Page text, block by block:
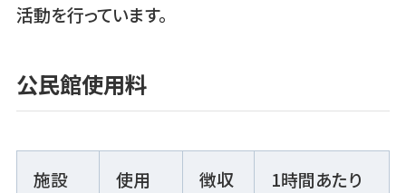
活動を行っています。
公民館使用料
施設
使用
徴収
1時間あたり